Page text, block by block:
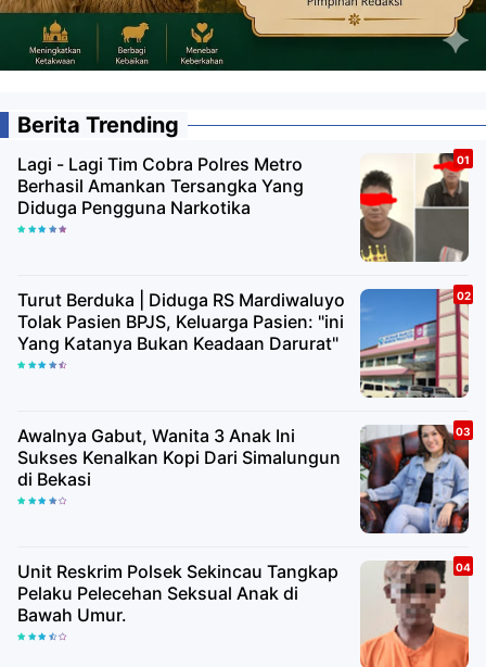
Berita Trending
Lagi - Lagi Tim Cobra Polres Metro
Berhasil Amankan Tersangka Yang
Diduga Pengguna Narkotika
Turut Berduka | Diduga RS Mardiwaluyo
Tolak Pasien BPJS, Keluarga Pasien: "ini
Yang Katanya Bukan Keadaan Darurat"
Awalnya Gabut, Wanita 3 Anak Ini
Sukses Kenalkan Kopi Dari Simalungun
di Bekasi
Unit Reskrim Polsek Sekincau Tangkap
Pelaku Pelecehan Seksual Anak di
Bawah Umur.